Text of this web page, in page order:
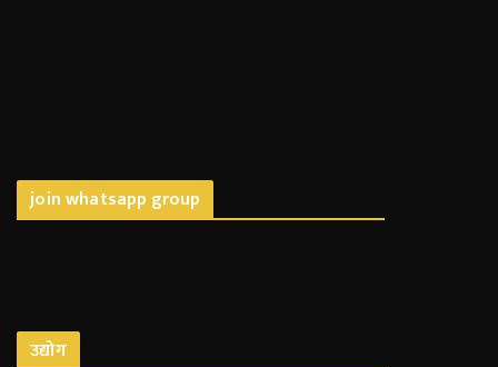
join whatsapp group
उद्योग